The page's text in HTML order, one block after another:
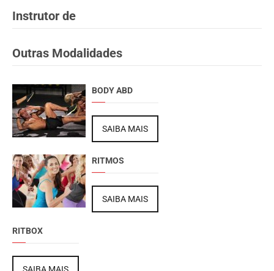
Instrutor de
Outras Modalidades
BODY ABD
SAIBA MAIS
RITMOS
SAIBA MAIS
RITBOX